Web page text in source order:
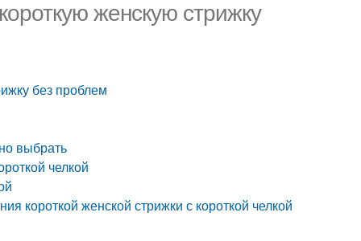
женскую стрижку
без проблем
выбрать
челкой
короткой женской стрижки с короткой челкой